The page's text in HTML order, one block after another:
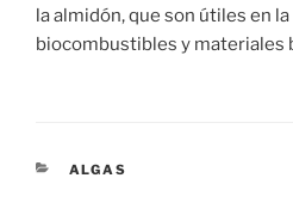
la almidón, que son útiles en
biocombustibles y materiales
CATEGORÍAS
ALGAS